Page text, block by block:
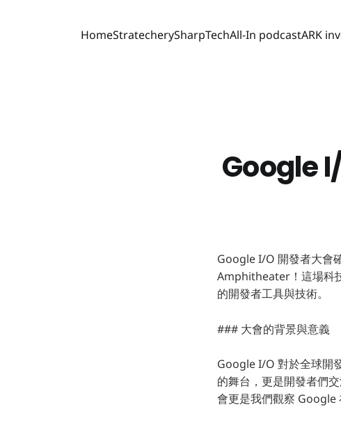
HomeStratecherySharpTechAll-In podcastARK
Google
Google I/O 開發者大會
Amphitheater！這場科
的開發者工具與技術。
### 大會的背景與意義
Google I/O 對於全球開
的舞台，更是開發者們
會更是我們觀察 Google